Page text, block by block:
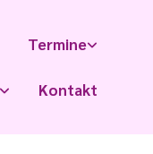
Termine
Kontakt